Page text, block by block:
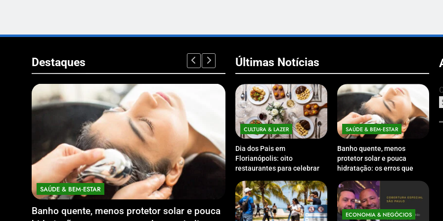
Destaques
SAÚDE & BEM‑ESTAR
Banho quente, menos protetor solar e pouca
ECONOMIA & NEGÓCIOS
Expansão da Micromobilidade Elétrica
Últimas Notícias
CULTURA & LAZER
Dia dos Pais em
Florianópolis: oito
restaurantes para celebrar a
SAÚDE & BEM‑ESTAR
Banho quente, menos
protetor solar e pouca
hidratação: os erros que
couro cabeludo no inverno
ECONOMIA & NEGÓCIOS